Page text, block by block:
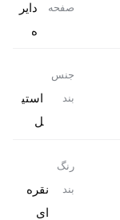
صفحه
دایر
ه
جنس
بند
استی
ل
رنگ
بند
نقره
ای